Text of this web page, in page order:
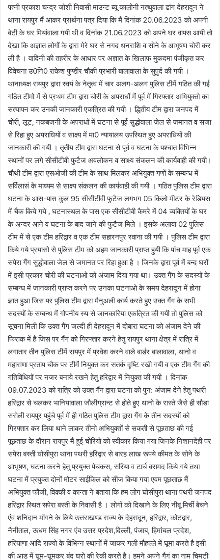
पत्नी प्रकाश चन्द्र जोशी निवासी माउन्ट ब्यू कालोनी नत्थुवाला ढांग देहरादून ने
थाना रायपुर मैं आकर प्रार्थना पत्र दिया कि मैं दिनांक 20.06.2023 को अपनी
बेटी के घर मियांवाला गयी थी व दिनांक 21.06.2023 को अपने घर वापस आयी तो
देखा कि अज्ञात लोगों के द्वारा मेरे घर से नगद धनराशि व सोने के आभूषण चोरी कर
ली है । वादिनी की तहरीर के आधार पर अज्ञात के खिलाफ मुकदमा पंजीकृत कर
विवेचना उ0नि0 राकेश पुण्डीर चौकी प्रभारी बालावाला के सुपुर्द की गयी ।
थानाध्यक्ष रायपुर द्वारा स्वयं के नेतृत्व में चार अलग-अलग पुलिस टीमें गठित की गई
गठित टीमो में से प्रथम टीम द्वारा चोरी के अपराधों में पूर्व में गिरफ्तार अभियुक्तो का
सत्यापन कर उनकी जानकारी एकत्रित की गयी । द्धितीय टीम द्वारा जनपद में
चोरी, लूट, नकबजनी के अपराधों में घटना से पूर्व सुद्धोवाला जेल से जमानत व सजा
से रिहा हुए अपराधियों व साक्ष्य में मा0 न्यायालय उपस्थित हुए अपराधियों की
जानकारी की गयी । तृतीय टीम द्वारा घटना से पूर्व व घटना के पश्चात विभिन्न
स्थानों पर लगे सीसीटीवी फुटैज अवलोकन व साक्ष्य संकलन की कार्यवाही की गयी।
चौथी टीम द्वारा एसओजी की टीम के साथ मिलकर अभियुक्त गणों के सम्बन्ध में
सर्विलासं के माध्यम से साक्ष्य संकलन की कार्यवाही की गयी । गठित पुलिस टीम द्वारा
घटना के आस-पास कुल 95 सीसीटीवी फुटैज लगभग 05 किलो मीटर के रेडियस
में चैक किये गये , घटनास्थल के पास एक सीसीटीवी कैमरे में 04 व्यक्तियों के घर
के अन्दर आने व घटना के बाद जाने की फुटैज मिले । इसके अलावा 02 पुलिस
टीम में से एक टीम हरिद्वार व एक टीम सहारनपुर रवाना की गयी । पुलिस टीम द्वारा
किये गये प्रयासो से पुलिस टीम को अहम जानकारी प्राप्त हुयी कि पांच माह पूर्व एक
सपेरा गैंग सुद्धोवाला जेल से जमानत पर रिहा हुआ है । जिनके द्वारा पूर्व में बन्द घरों
में इसी प्रकार चोरी की घटनाओ को अंजाम दिया गया था। उक्त गैंग के सदस्यों के
सम्बन्ध में जानकारी प्राप्त करने पर उनका घटनाओ के समय देहरादून में होना
ज्ञात हुआ जिस पर पुलिस टीम द्वारा मैनुअली कार्य करते हुए उक्त गैंग के सभी
सदस्यों के सम्बन्ध में गोपनीय रुप से जानकारिया एकत्रित की गयी तो पुलिस को
सूचना मिली कि उक्त गैंग जल्दी ही देहरादून में दोबारा घटना को अंजाम देने की
फिराक में है जिस पर गैंग को गिरफ्तार करने हेतु रायपुर थाना क्षेत्र में रात्रि में
लगातार तीन पुलिस टीमें रायपुर में प्रवेश करने वाले बार्डर बालावाला, थानो व
महाराणा प्रताप चौक पर टीमें नियुक्त कर सतर्क दृष्टि रखी गयी व एक टीम गैंग की
गतिविधियों पर नजर बनाये रखने हेतु हरिद्वार में नियुक्त की गयी । दिनांक
09.07.2023 को रात्रि को उक्त गैंग द्वारा घटना को पुन: अंजाम देने हेतु पथरी
हरिद्वार से चलकर भानियावाला जौलीग्रान्ट से होते हुए थानो के रास्ते जैसे ही सौडा
सरोली रायपुर पहुंचे पूर्व में ही गठित पुलिस टीम द्वारा गैंग के तीन सदस्यों को
गिरफ्तार कर लिया थाने लाकर तीनो अभियुक्तों से सकती से पूछताछ की गई
पूछताछ के दौरान रायपुर मैं हुई चोरियो को स्वीकार किया गया जिनके निशानदेही पर
सपेरा बस्ती घोसीपुरा थाना पथरी हरिद्वार से बारह लाख रूपये कीमत के सोने के
आभूषण, घटना करने हेतु प्रयुक्त पेचकस, सरिया व टार्च बरामद किये गये तथा
घटना में प्रयुक्त दोनों मोटर साईकिल को सीज किया गया एवम पूछताछ मैं
अभियुक्त फौजी, विक्की व कान्ता ने बताया कि हम लोग घोसीपुरा थाना पथरी जनपद
हरिद्वार स्थित सपेरा बस्ती के निवासी है । लोगों को दिखाने के लिए नीबू मिर्ची बेचने
एंव शनिदान माँगने के लिये उत्तराखण्ड राज्य के देहरादून, हरिद्वार, कोटद्वार,
नैनीताल, ऊधम सिंह नगर एंव उत्तर प्रदेश,दिल्ली, पंजाब, हिमांचल प्रदेश,
हरियाणा आदि राज्यो के विभिन्न स्थानों में जाकर गली मौहल्ले में घूमा करते है इसी
की आड में घूम-घूमकर बंद घरो की रेकी करते है। हमने अपने गैगं का नाम चिमटी